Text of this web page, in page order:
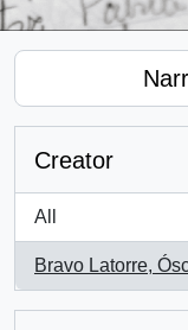
Creator
All
Bravo Latorre,
, 1 results